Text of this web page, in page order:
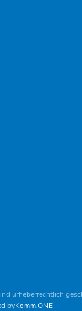
urheberrechtlich
byKomm.ONE